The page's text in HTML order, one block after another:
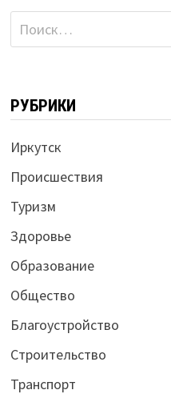
Найти:
РУБРИКИ
Иркутск
Происшествия
Туризм
Здоровье
Образование
Общество
Благоустройство
Строительство
Транспорт